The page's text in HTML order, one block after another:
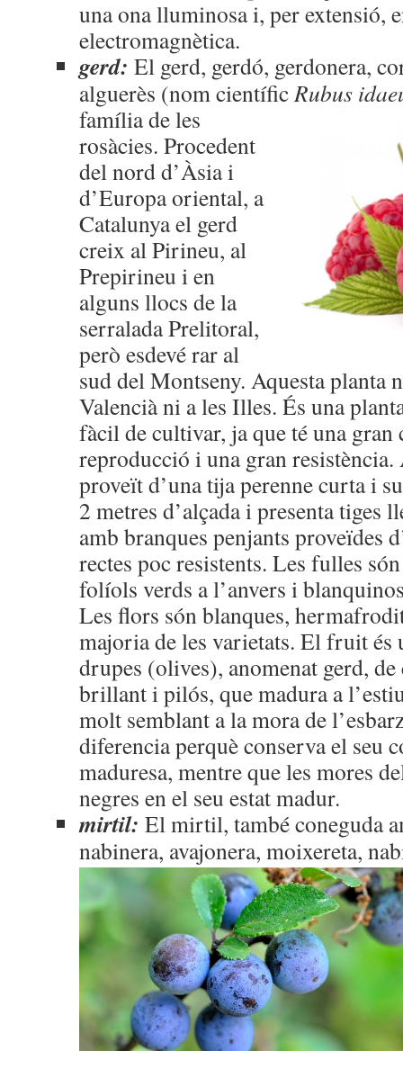
una ona lluminosa i, per extensió,
electromagnètica.
gerd: El gerd, gerdó, gerdonera,
alguerès (nom científicRubus
família de les
rosàcies. Procedent
del nord d’Àsia i
d’Europa oriental, a
Catalunya el gerd
creix al Pirineu, al
Prepirineu i en
alguns llocs de la
serralada Prelitoral,
però esdevé rar al
sud del Montseny. Aquesta planta
Valencià ni a les Illes. És una
fàcil de cultivar, ja que té una gran
reproducció i una gran
proveït d’una tija perenne curta i
2 metres d’alçada i presenta tiges
amb branques penjants proveïdes
rectes poc resistents. Les fulles
folíols verds a l’anvers i
Les flors són blanques,
majoria de les varietats. El fruit és
drupes (olives), anomenat gerd,
brillant i pilós, que madura a
molt semblant a la mora de
diferencia perquè conserva el seu
maduresa, mentre que les mores
negres en el seu estat madur.
mirtil: El mirtil, també coneguda
nabinera, avajonera, moixereta,